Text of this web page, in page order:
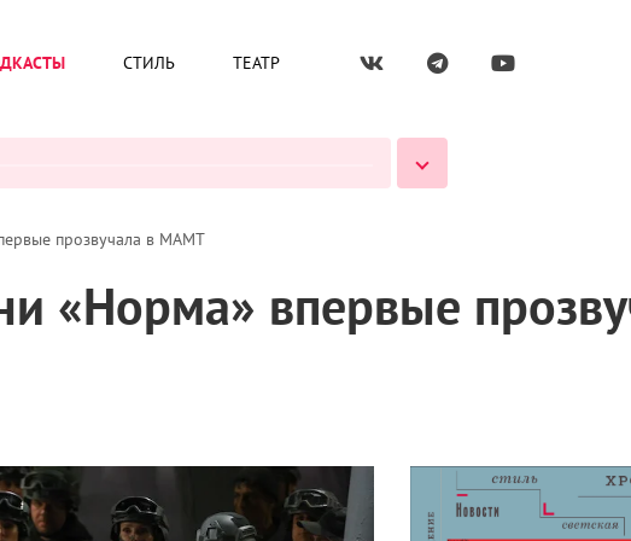
СТИЛЬ ТЕАТР
прозвучала в МАМТ
«Норма» впервые